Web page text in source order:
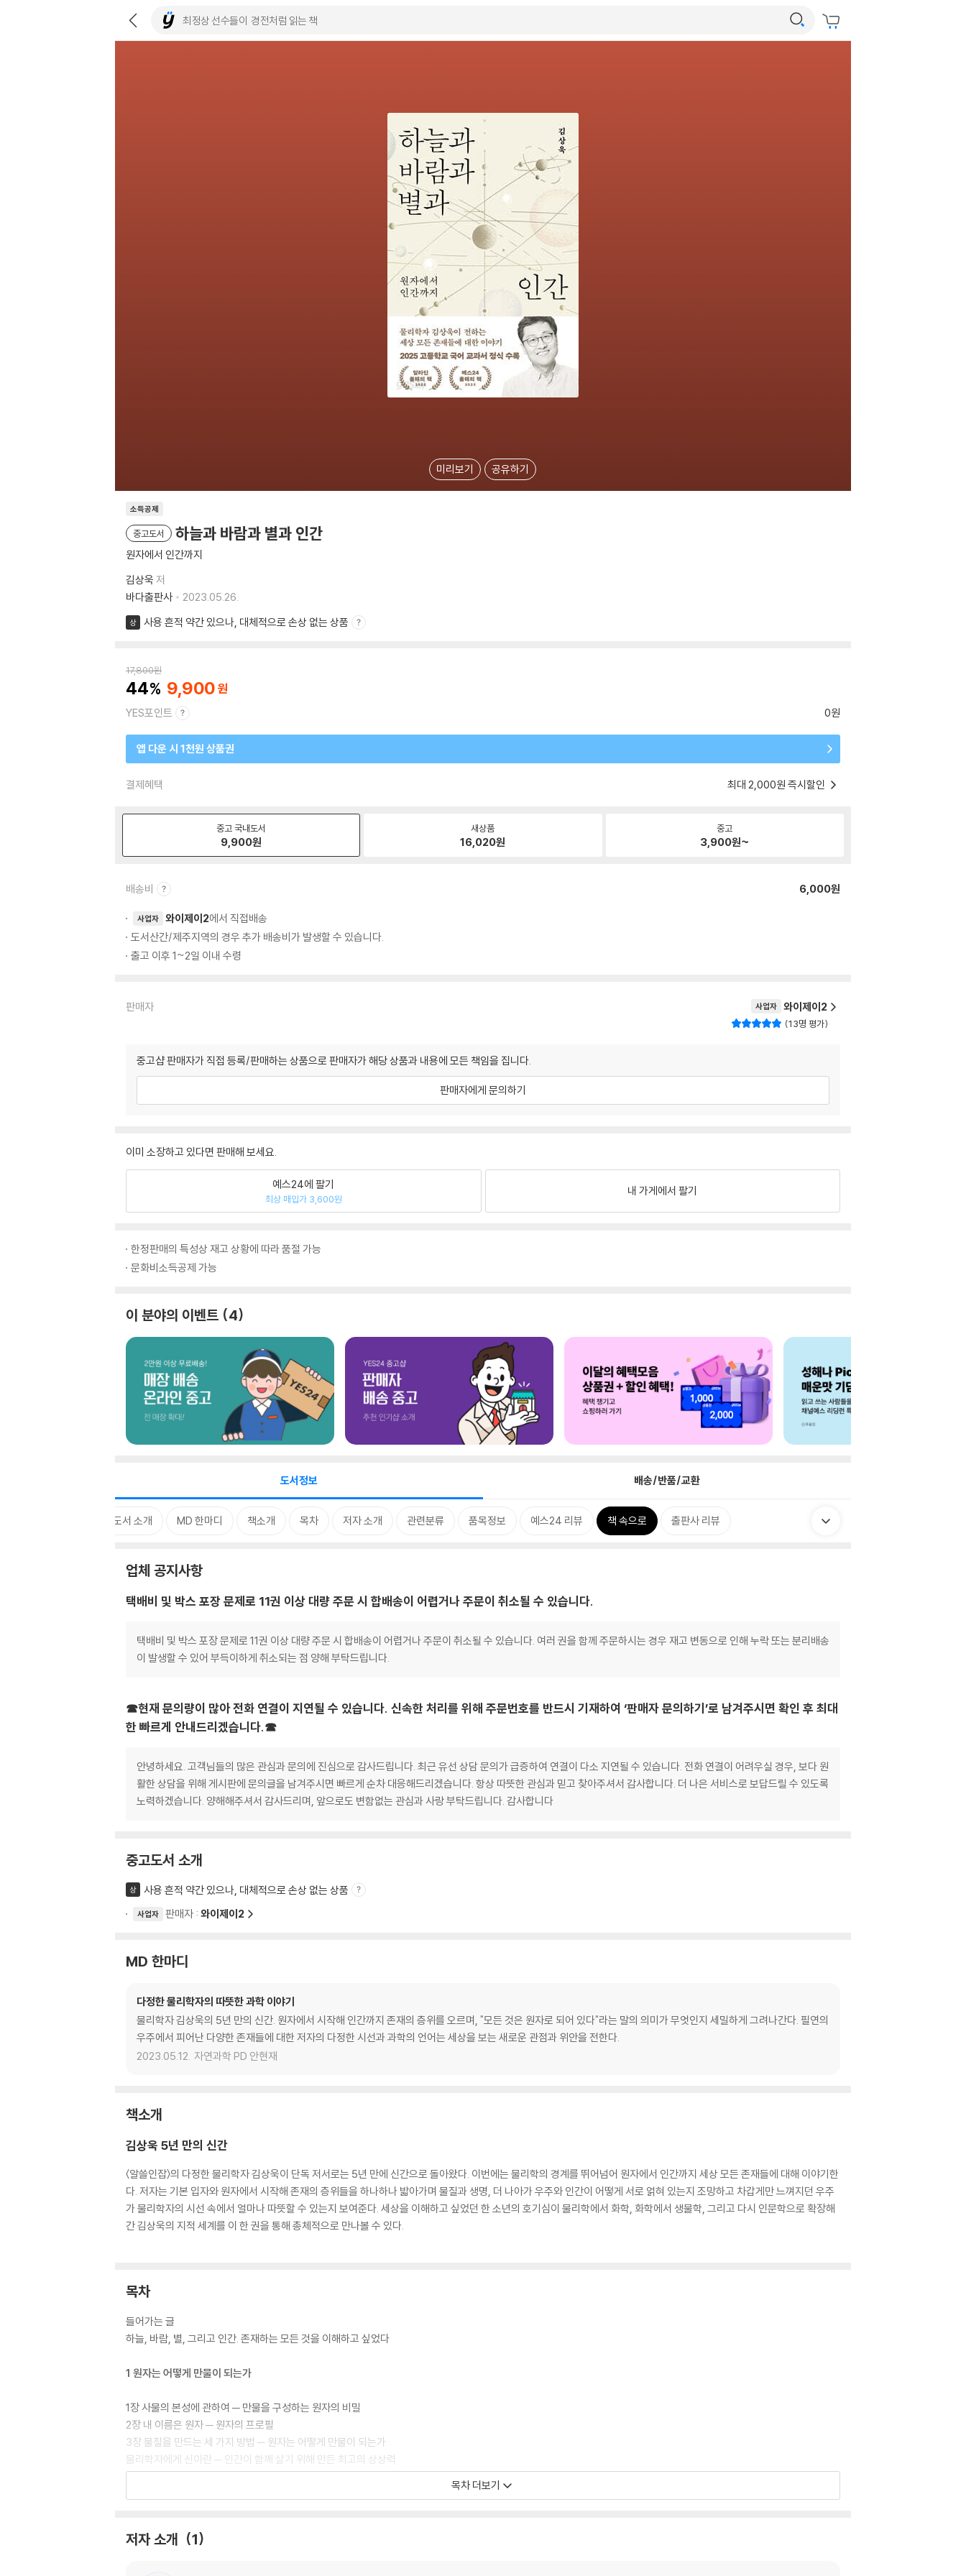
미리보기 공유하기
소득공제
중고도서 하늘과 바람과 별과 인간
원자에서 인간까지
김상욱 저
바다출판사
2023.05.26.
상 사용 흔적 약간 있으나, 대체적으로 손상 없는 상품
17,800원
44 9,900
YES포인트 0원
앱 다운 시 1천원 상품권
결제혜택 최대 2,000원 즉시할인
중고 국내도서
9,900원
새상품
16,020원
중고
3,900원~
배송비 6,000원
사업자 와이제이2에서 직접배송
도서산간/제주지역의 경우 추가 배송비가 발생할 수 있습니다.
출고 이후 1~2일 이내 수령
판매자 사업자 와이제이2
13명 평가
중고샵 판매자가 직접 등록/판매하는 상품으로 판매자가 해당 상품과 내용에 모든 책임을 집니다.
판매자에게 문의하기
이미 소장하고 있다면 판매해 보세요.
예스24에 팔기
최상 매입가 3,600원
내 가게에서 팔기
한정판매의 특성상 재고 상황에 따라 품절 가능
문화비소득공제 가능
이 분야의 이벤트 4
도서정보 배송/반품/교환
중고도서 소개 MD 한마디 책소개 목차 저자 소개 관련분류 품목정보 예스24 리뷰 책 속으로 출판사 리뷰
업체 공지사항
택배비 및 박스 포장 문제로 11권 이상 대량 주문 시 합배송이 어렵거나 주문이 취소될 수 있습니다.
택배비 및 박스 포장 문제로 11권 이상 대량 주문 시 합배송이 어렵거나 주문이 취소될 수 있습니다. 여러 권을 함께 주문하시는 경우 재고 변동으로 인해 누락 또는 분리배송
이 발생할 수 있어 부득이하게 취소되는 점 양해 부탁드립니다.
☎현재 문의량이 많아 전화 연결이 지연될 수 있습니다. 신속한 처리를 위해 주문번호를 반드시 기재하여 ‘판매자 문의하기’로 남겨주시면 확인 후 최대
한 빠르게 안내드리겠습니다.☎
안녕하세요. 고객님들의 많은 관심과 문의에 진심으로 감사드립니다. 최근 유선 상담 문의가 급증하여 연결이 다소 지연될 수 있습니다. 전화 연결이 어려우실 경우, 보다 원
활한 상담을 위해 게시판에 문의글을 남겨주시면 빠르게 순차 대응해드리겠습니다. 항상 따뜻한 관심과 믿고 찾아주셔서 감사합니다. 더 나은 서비스로 보답드릴 수 있도록
노력하겠습니다. 양해해주셔서 감사드리며, 앞으로도 변함없는 관심과 사랑 부탁드립니다. 감사합니다
중고도서 소개
상 사용 흔적 약간 있으나, 대체적으로 손상 없는 상품
사업자 판매자 : 와이제이2
MD 한마디
다정한 물리학자의 따뜻한 과학 이야기
물리학자 김상욱의 5년 만의 신간. 원자에서 시작해 인간까지 존재의 층위를 오르며, "모든 것은 원자로 되어 있다"라는 말의 의미가 무엇인지 세밀하게 그려나간다. 필연의
우주에서 피어난 다양한 존재들에 대한 저자의 다정한 시선과 과학의 언어는 세상을 보는 새로운 관점과 위안을 전한다.
2023.05.12. 자연과학 PD 안현재
책소개
김상욱 5년 만의 신간
〈알쓸인잡〉의 다정한 물리학자 김상욱이 단독 저서로는 5년 만에 신간으로 돌아왔다. 이번에는 물리학의 경계를 뛰어넘어 원자에서 인간까지 세상 모든 존재들에 대해 이야기한
다. 저자는 기본 입자와 원자에서 시작해 존재의 층위들을 하나하나 밟아가며 물질과 생명, 더 나아가 우주와 인간이 어떻게 서로 얽혀 있는지 조망하고 차갑게만 느껴지던 우주
가 물리학자의 시선 속에서 얼마나 따뜻할 수 있는지 보여준다. 세상을 이해하고 싶었던 한 소년의 호기심이 물리학에서 화학, 화학에서 생물학, 그리고 다시 인문학으로 확장해
간 김상욱의 지적 세계를 이 한 권을 통해 총체적으로 만나볼 수 있다.
목차
들어가는 글
하늘, 바람, 별, 그리고 인간. 존재하는 모든 것을 이해하고 싶었다
1 원자는 어떻게 만물이 되는가
1장 사물의 본성에 관하여 ─ 만물을 구성하는 원자의 비밀
2장 내 이름은 원자 ─ 원자의 프로필
3장 물질을 만드는 세 가지 방법 ─ 원자는 어떻게 만물이 되는가
물리학자에게 신이란 ─ 인간이 함께 살기 위해 만든 최고의 상상력
5장 핵과 별 그리고 에너지의 근원 ─ 지구 에너지의 근원을 찾아서
목차 더보기
저자 소개 1